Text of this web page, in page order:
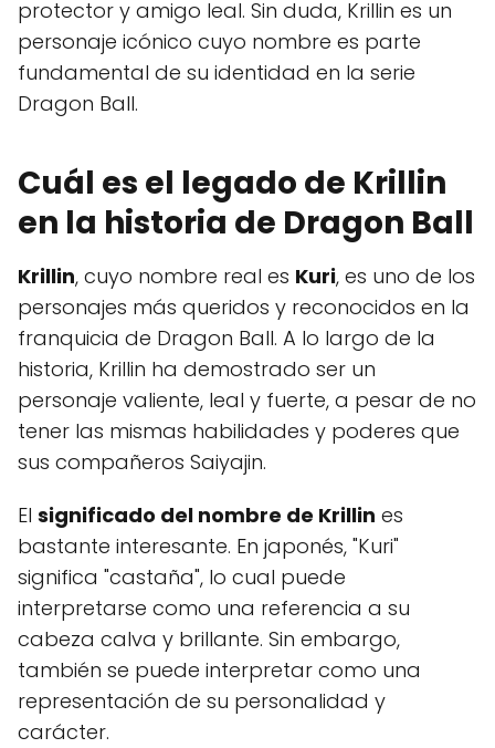
protector y amigo leal. Sin duda, Krillin es un
personaje icónico cuyo nombre es parte
fundamental de su identidad en la serie
Dragon Ball.
Cuál es el legado de Krillin
en la historia de Dragon Ball
Krillin, cuyo nombre real es Kuri, es uno de los
personajes más queridos y reconocidos en la
franquicia de Dragon Ball. A lo largo de la
historia, Krillin ha demostrado ser un
personaje valiente, leal y fuerte, a pesar de no
tener las mismas habilidades y poderes que
sus compañeros Saiyajin.
El significado del nombre de Krillin es
bastante interesante. En japonés, "Kuri"
significa "castaña", lo cual puede
interpretarse como una referencia a su
cabeza calva y brillante. Sin embargo,
también se puede interpretar como una
representación de su personalidad y
carácter.